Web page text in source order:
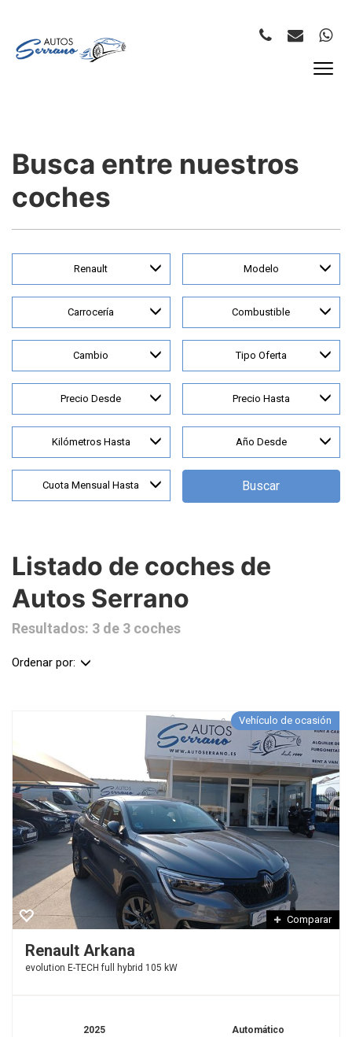
Busca entre nuestros
coches
Renault Modelo
Carrocería Combustible
Cambio Tipo Oferta
Precio Desde Precio Hasta
Kilómetros Hasta Año Desde
Cuota Mensual Hasta Buscar
Listado de coches de
Autos Serrano
Resultados: 3 de 3 coches
Ordenar por:
Vehículo de ocasión
Comparar
Renault Arkana
evolution E-TECH full hybrid 105 kW
2025 Automático